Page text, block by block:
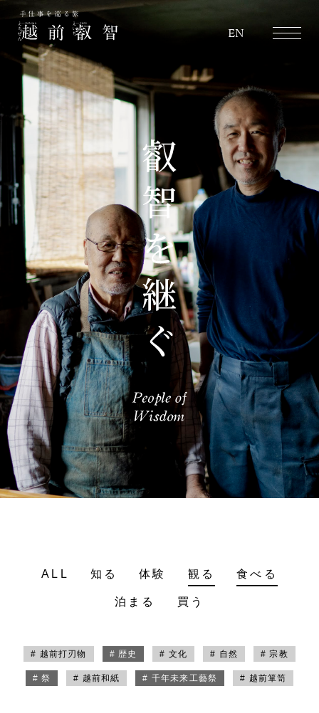
EN
ALL 知る 体験 観る 食べる
泊まる 買う
# 越前打刃物 # 歴史 # 文化 # 自然 # 宗教
# 祭 # 越前和紙 # 千年未来工藝祭 # 越前箪笥